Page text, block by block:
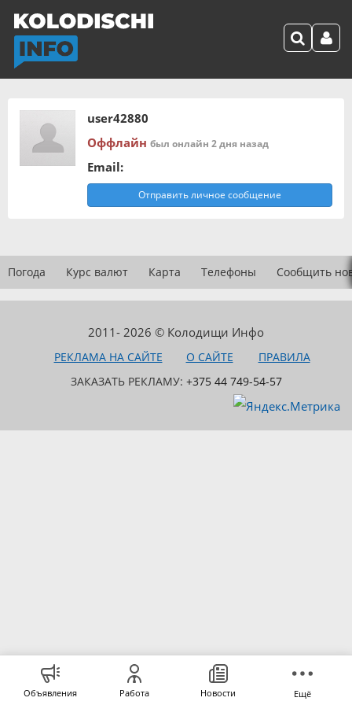
user42880
Оффлайн был онлайн 2 дня назад
Email:
Отправить личное сообщение
Погода Курс валют Карта Телефоны Сообщить
2011- 2026 © Колодищи Инфо
РЕКЛАМА НА САЙТЕ О САЙТЕ
ПРАВИЛА
ЗАКАЗАТЬ РЕКЛАМУ: +375 44 749-54-57
Объявления Работа Новости Ещё